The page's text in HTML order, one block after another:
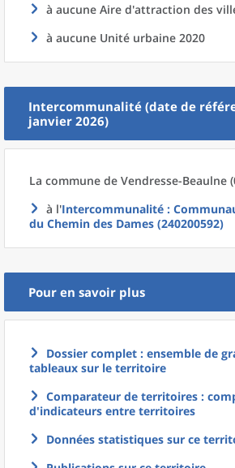
à aucune Aire d'attraction des
à aucune Unité urbaine 2020
Intercommunalité (date de
janvier 2026)
La commune de Vendresse-Beaulne
à l'Intercommunalité :
du Chemin des Dames (240200592)
Pour en savoir plus
Dossier complet : ensemble de
tableaux sur le territoire
Comparateur de territoires :
d'indicateurs entre territoires
Données statistiques sur ce